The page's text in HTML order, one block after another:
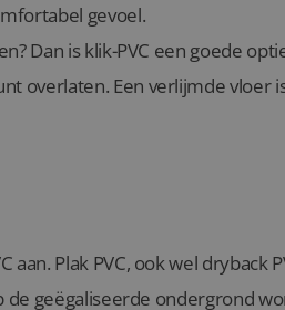
gevoel.
Dan is klik-PVC een goede
overlaten. Een verlijmde vloer
aan. Plak PVC, ook wel dryback
geëgaliseerde ondergrond